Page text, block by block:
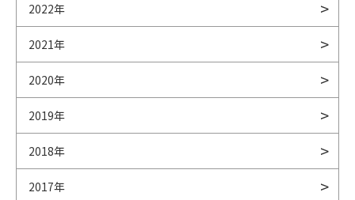
2022年
2021年
2020年
2019年
2018年
2017年